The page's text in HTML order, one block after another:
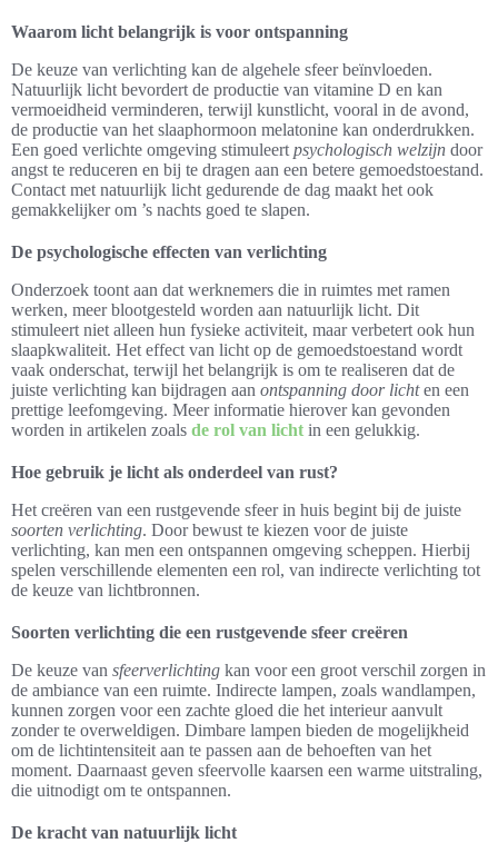
Waarom licht belangrijk is voor ontspanning
De keuze van verlichting kan de algehele sfeer beïnvloeden.
Natuurlijk licht bevordert de productie van vitamine D en kan
vermoeidheid verminderen, terwijl kunstlicht, vooral in de avond,
de productie van het slaaphormoon melatonine kan onderdrukken.
Een goed verlichte omgeving stimuleert psychologisch welzijn door
angst te reduceren en bij te dragen aan een betere gemoedstoestand.
Contact met natuurlijk licht gedurende de dag maakt het ook
gemakkelijker om ’s nachts goed te slapen.
De psychologische effecten van verlichting
Onderzoek toont aan dat werknemers die in ruimtes met ramen
werken, meer blootgesteld worden aan natuurlijk licht. Dit
stimuleert niet alleen hun fysieke activiteit, maar verbetert ook hun
slaapkwaliteit. Het effect van licht op de gemoedstoestand wordt
vaak onderschat, terwijl het belangrijk is om te realiseren dat de
juiste verlichting kan bijdragen aan ontspanning door lichten een
prettige leefomgeving. Meer informatie hierover kan gevonden
worden in artikelen zoals de rol van licht in een gelukkig.
Hoe gebruik je licht als onderdeel van rust?
Het creëren van een rustgevende sfeer in huis begint bij de juiste
soorten verlichting. Door bewust te kiezen voor de juiste
verlichting, kan men een ontspannen omgeving scheppen. Hierbij
spelen verschillende elementen een rol, van indirecte verlichting tot
de keuze van lichtbronnen.
Soorten verlichting die een rustgevende sfeer creëren
De keuze van sfeerverlichting kan voor een groot verschil zorgen in
de ambiance van een ruimte. Indirecte lampen, zoals wandlampen,
kunnen zorgen voor een zachte gloed die het interieur aanvult
zonder te overweldigen. Dimbare lampen bieden de mogelijkheid
om de lichtintensiteit aan te passen aan de behoeften van het
moment. Daarnaast geven sfeervolle kaarsen een warme uitstraling,
die uitnodigt om te ontspannen.
De kracht van natuurlijk licht